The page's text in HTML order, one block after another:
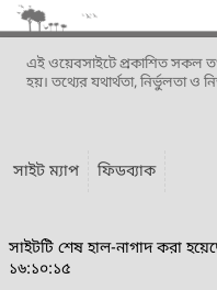
এই ওয়েবসাইটে প্রকাশিত সকল
হয়। তথ্যের যথার্থতা, নির্ভুলতা ও
সাইট ম্যাপ ফিডব্যাক
সাইটটি শেষ হাল-নাগাদ করা
১৬:১০:১৫